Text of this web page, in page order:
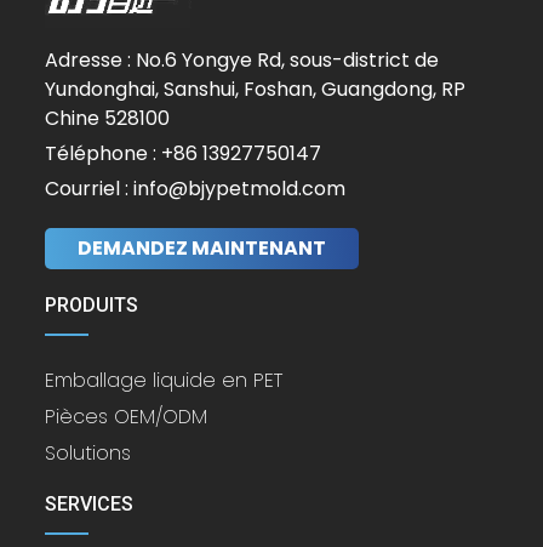
Adresse : No.6 Yongye Rd, sous-district de
Yundonghai, Sanshui, Foshan, Guangdong, RP
Chine 528100
Téléphone : +86 13927750147
Courriel : info@bjypetmold.com
DEMANDEZ MAINTENANT
PRODUITS
Emballage liquide en PET
Pièces OEM/ODM
Solutions
SERVICES